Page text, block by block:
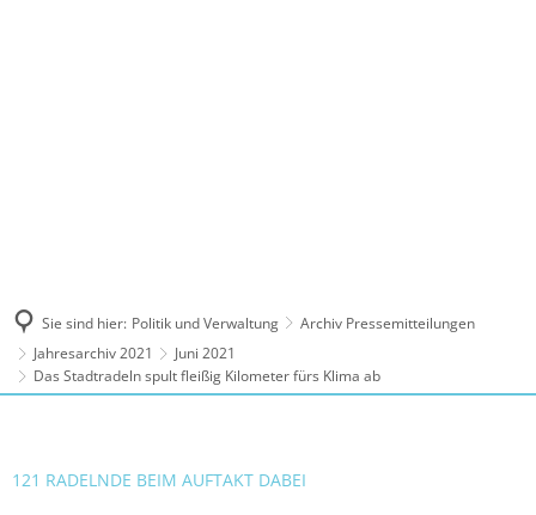
Sie sind hier: Politik und Verwaltung
Archiv Pressemitteilungen
Jahresarchiv 2021
Juni 2021
Das Stadtradeln spult fleißig Kilometer fürs Klima ab
121 RADELNDE BEIM AUFTAKT DABEI